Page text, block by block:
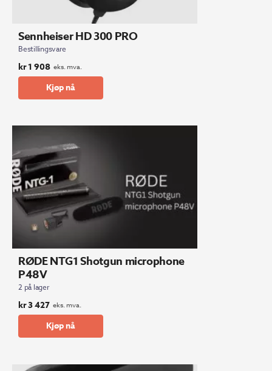
Sennheiser HD 300 PRO
Bestillingsvare
kr1 908 eks. mva.
Kjøp nå
RØDE NTG1 Shotgun microphone
P48V
2 på lager
kr3 427 eks. mva.
Kjøp nå